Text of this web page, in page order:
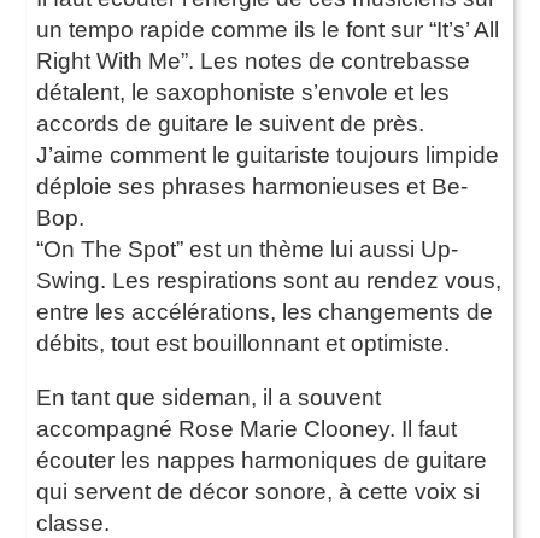
un tempo rapide comme ils le font sur “It’s’ All
Right With Me”. Les notes de contrebasse
détalent, le saxophoniste s’envole et les
accords de guitare le suivent de près.
J’aime comment le guitariste toujours limpide
déploie ses phrases harmonieuses et Be-
Bop.
“On The Spot” est un thème lui aussi Up-
Swing. Les respirations sont au rendez vous,
entre les accélérations, les changements de
débits, tout est bouillonnant et optimiste.
En tant que sideman, il a souvent
accompagné Rose Marie Clooney. Il faut
écouter les nappes harmoniques de guitare
qui servent de décor sonore, à cette voix si
classe.